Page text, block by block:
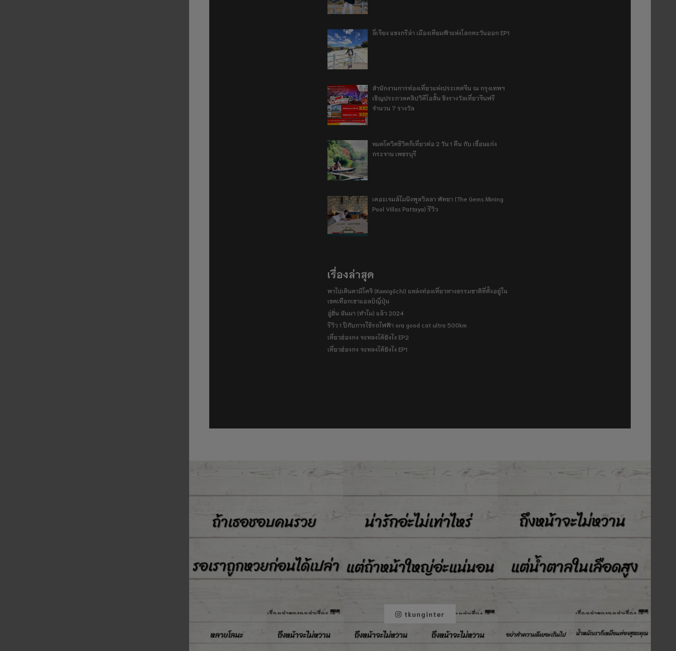
ลี่เจียง แชงกรีล่า เมืองเทียมฟ้าแห่งโลกตะวันออก EP1
สำนักงานการท่องเที่ยวแห่งประเทศจีน ณ กรุงเทพฯ
เชิญประกวดคลิปวิดีโอสั้น ชิงรางวัลเที่ยวจีนฟรี
จำนวน 7 รางวัล
หมดโควิดชีวิตก็เที่ยวต่อ 2 วัน 1 คืน กับ เขื่อนแก่ง
กระจาน เพชรบุรี
เดอะเจมส์ไมนิงพูลวิลลา พัทยา (The Gems Mining
Pool Villas Pattaya) รีวิว
เรื่องล่าสุด
พาไปเดินคามิโคจิ (Kamigōchi) แหล่งท่องเที่ยวทางธรรมชาติที่ตั้งอยู่ใน
เขตเทือกเขาแอลป์ญี่ปุ่น
อู่ฮั่น ฉันมา (ทำไม) แล้ว 2024
รีวิว 1 ปีกับการใช้รถไฟฟ้า ora good cat ultra 500km
เที่ยวฮ่องกง จะหลงได้ยังไง EP2
เที่ยวฮ่องกง จะหลงได้ยังไง EP1
tkunginter